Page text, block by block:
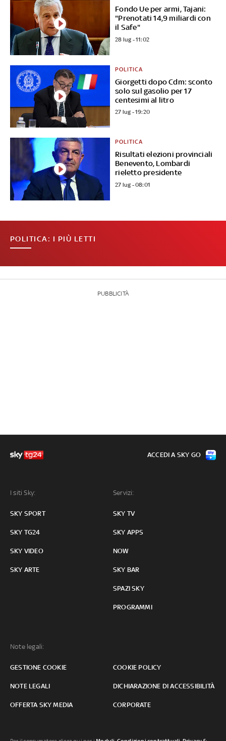
Fondo Ue per armi, Tajani:
"Prenotati 14,9 miliardi con
il Safe"
28 lug - 11:02
Giorgetti dopo Cdm: sconto
solo sul gasolio per 17
centesimi al litro
POLITICA
27 lug - 19:20
Risultati elezioni provinciali
Benevento, Lombardi
rieletto presidente
POLITICA
27 lug - 08:01
POLITICA: I PIÙ LETTI
PUBBLICITÀ
I siti Sky:
SKY SPORT
SKY TG24
SKY VIDEO
SKY ARTE
Servizi:
SKY TV
SKY APPS
NOW
SKY BAR
SPAZI SKY
PROGRAMMI
Note legali:
GESTIONE COOKIE COOKIE POLICY
NOTE LEGALI DICHIARAZIONE DI ACCESSIBILITÀ
OFFERTA SKY MEDIA CORPORATE
ACCEDI A SKY GO